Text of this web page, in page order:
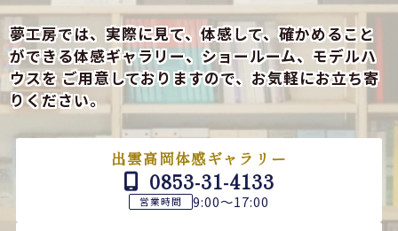
夢工房では、実際に見て、体感して、確かめること
ができる体感ギャラリー、ショールーム、モデルハ
ウスをご用意しておりますので、お気軽にお立ち寄
りください。
出雲高岡体感ギャラリー
0853-31-4133
営業時間 9:00～17:00